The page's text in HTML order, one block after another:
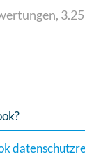
3.25